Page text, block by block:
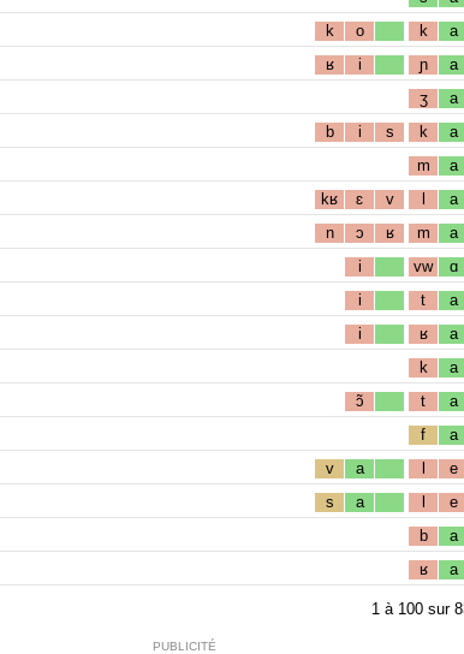
k o k a
ʁ i ɲ a
ʒ a
b i s k a
m a
kʁ ɛ v l a
n ɔ ʁ m a
i vw ɑ
i t a
i ʁ a
k a
ɔ̃ t a
f a
v a l e
s a l e
b a
ʁ a
1 à 100 sur
PUBLICITÉ